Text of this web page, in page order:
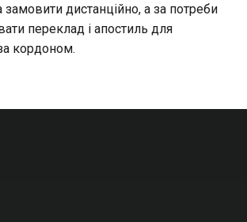
дистанційно, а за потреби
переклад і апостиль для
кордоном.